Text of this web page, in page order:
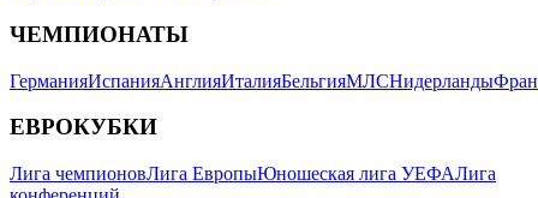
ЧЕМПИОНАТЫ
ГерманияИспанияАнглияИталияБельгияМЛСНидерланды
ЕВРОКУБКИ
Лига чемпионовЛига ЕвропыЮношеская лига УЕФАЛига